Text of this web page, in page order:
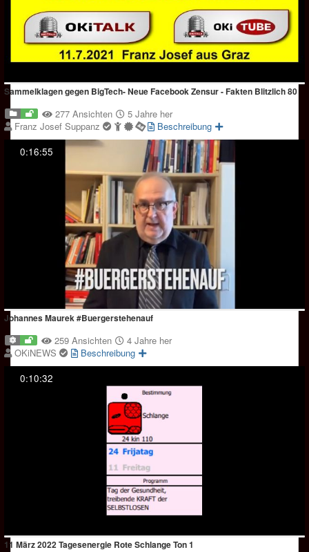
Sammelklagen gegen BigTech- Neue Facebook Zensur - Fakten Blitzlich 80
277 Ansichten
5 Jahre her
Franz Josef Suppanz
Beschreibung
0:16:55
Johannes Maurek #Buergerstehenauf
259 Ansichten
4 Jahre her
OKiNEWS
Beschreibung
0:10:32
11 März 2022 Tagesenergie Rote Schlange Ton 1